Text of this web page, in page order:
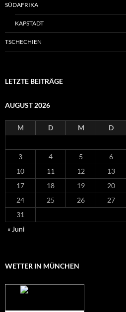
SÜDAFRIKA
KAPSTADT
TSCHECHIEN
LETZTE BEITRÄGE
AUGUST 2026
M D M D
3
4 5 6
10
11 12 13
17
18 19 20
24
25 26 27
31
« Juni
WETTER IN MÜNCHEN